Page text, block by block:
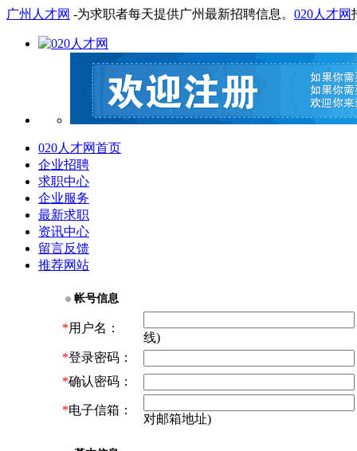
广州人才网 -为求职者每天提供广州最新招聘信息。 020人才网
020人才网首页
企业招聘
求职中心
企业服务
最新求职
资讯中心
留言反馈
推荐网站
帐号信息
*用户名：
线)
*登录密码：
*确认密码：
*电子信箱：
对邮箱地址)